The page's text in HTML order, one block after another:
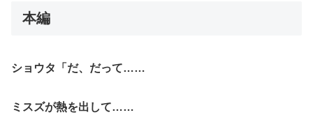
本編
ショウタ「だ、だって……
ミスズが熱を出して……